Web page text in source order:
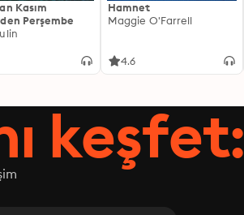
Kasım
Perşembe
Hamnet
Maggie O'Farrell
4.6
keşfet: